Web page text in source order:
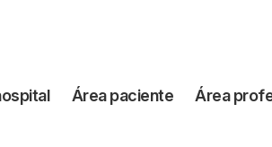
Área paciente Área